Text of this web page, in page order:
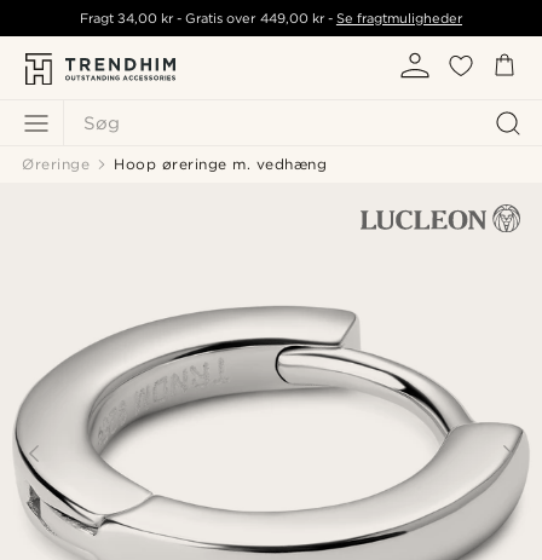
Søg
Fragt34,00 kr - Gratis over 449,00 kr- Se fragtmuligheder
Øreringe Hoop øreringe m. vedhæng